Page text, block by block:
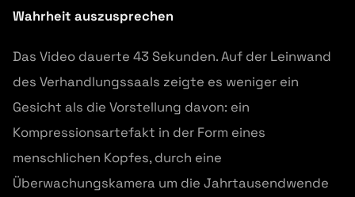
Wahrheit auszusprechen
Das Video dauerte 43 Sekunden. Auf der Leinwand
des Verhandlungssaals zeigte es weniger ein
Gesicht als die Vorstellung davon: ein
Kompressionsartefakt in der Form eines
menschlichen Kopfes, durch eine
Überwachungskamera um die Jahrtausendwende